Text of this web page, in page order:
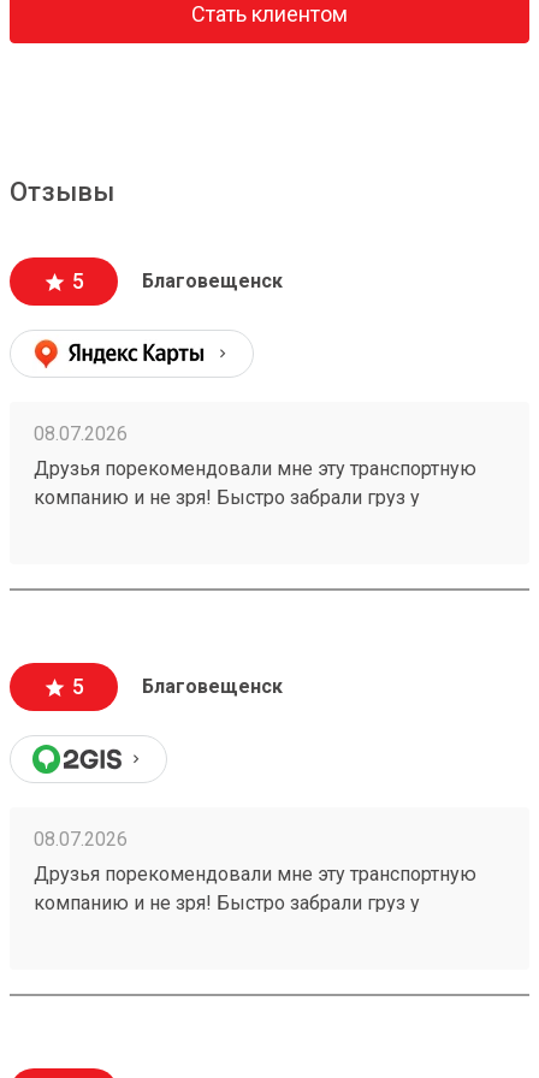
Стать клиентом
Отзывы
5 Благовещенск
08.07.2026
Друзья порекомендовали мне эту транспортную
компанию и не зря! Быстро забрали груз у
5 Благовещенск
08.07.2026
Друзья порекомендовали мне эту транспортную
компанию и не зря! Быстро забрали груз у